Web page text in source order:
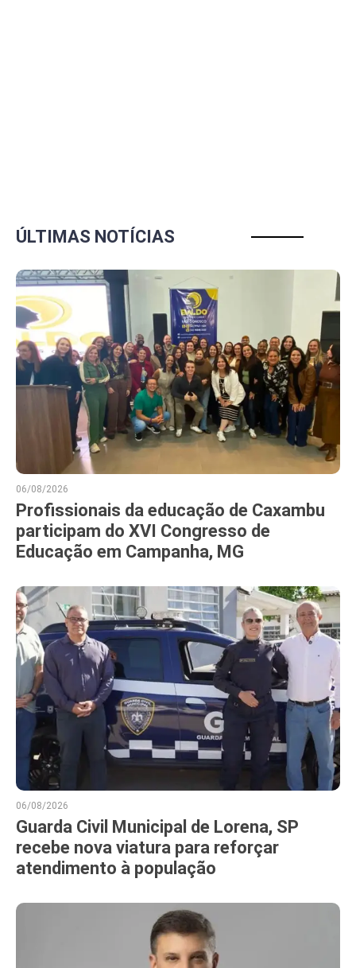
ÚLTIMAS NOTÍCIAS
06/08/2026
Profissionais da educação de Caxambu
participam do XVI Congresso de
Educação em Campanha, MG
06/08/2026
Guarda Civil Municipal de Lorena, SP
recebe nova viatura para reforçar
atendimento à população